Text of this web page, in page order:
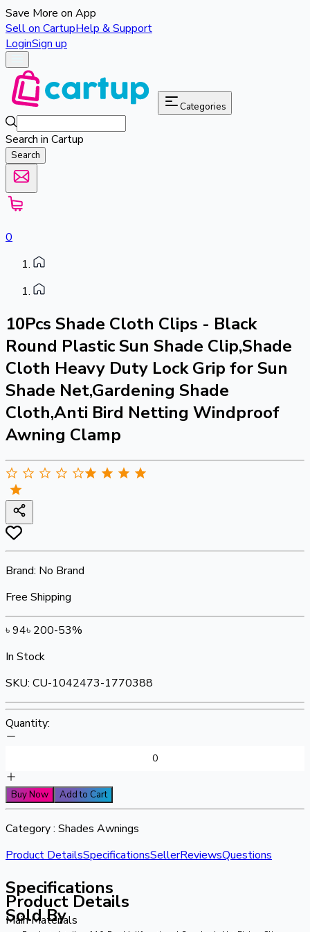
Save More on App
Sell on CartupHelp & Support
LoginSign up
Categories
Search in Cartup
Search
0
10Pcs Shade Cloth Clips - Black
Round Plastic Sun Shade Clip,Shade
Cloth Heavy Duty Lock Grip for Sun
Shade Net,Gardening Shade
Cloth,Anti Bird Netting Windproof
Awning Clamp
Brand: No Brand
Free Shipping
৳94৳ 200-53%
In Stock
SKU: CU-1042473-1770388
Quantity:
Buy Now Add to Cart
Category : Shades Awnings
Product DetailsSpecificationsSellerReviewsQuestions
Specifications
Main Materials
Product Details
Sold By